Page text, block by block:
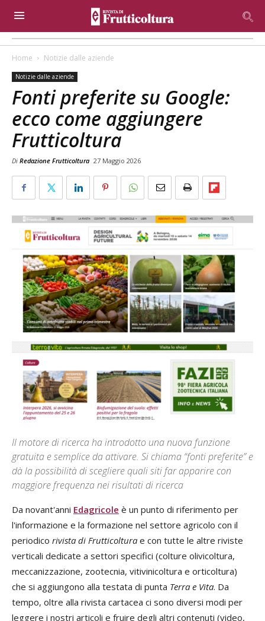
Home Notizie dalle aziende
Notizie dalle aziende
Fonti preferite su Google:
ecco come aggiungere
Frutticoltura
Di Redazione Frutticoltura 27 Maggio 2026
Il motore di ricerca ha introdotto una nuova funzione
gratuita e semplice da attivare. Si chiama “fonti preferite” e
dà la possibilità di scegliere quali siti far apparire con
maggiore frequenza nei risultati di ricerca
Da novant'anni Edagricole è un punto di riferimento per
l'informazione e la formazione nel settore agricolo con il
periodico rivista di Frutticoltura e con tutte le altre riviste
verticali dedicate a settori specifici (colture olivicoltura,
meccanizzazione, zootecnia, vitivinicoltura e orticoltura)
che si aggiungono alla testata di punta Terra e Vita. Da
tempo, oltre alla rivista cartacea ci sono diversi modi per
leggere i nostri articoli e fruire degli altri contenuti (video,